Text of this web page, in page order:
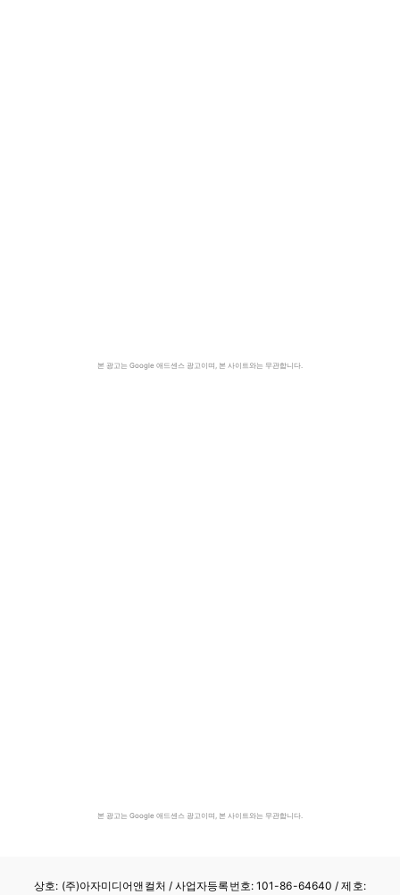
본 광고는 Google 애드센스 광고이며, 본 사이트와는 무관합니다.
본 광고는 Google 애드센스 광고이며, 본 사이트와는 무관합니다.
상호: (주)아자미디어앤컬처 /사업자등록번호: 101-86-64640 / 제호: